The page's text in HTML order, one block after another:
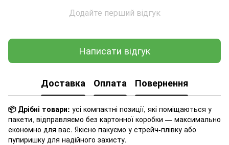
Додайте перший відгук
Написати відгук
Доставка Оплата Повернення
📦 Дрібні товари: усі компактні позиції, які поміщаються у
пакети, відправляємо без картонної коробки — максимально
економно для вас. Якісно пакуємо у стрейч-плівку або
пупиришку для надійного захисту.